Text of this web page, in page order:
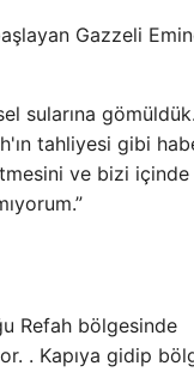
Gazzeli
sularına
tahliyesi gibi
ve bizi içinde
Refah bölgesinde
. Kapıya gidip